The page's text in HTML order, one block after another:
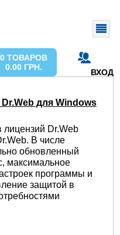
ВХОД
0 ТОВАРОВ
0.00 ГРН.
для Windows
лицензий Dr.Web
В числе
обновленный
максимальное
программы и
защитой в